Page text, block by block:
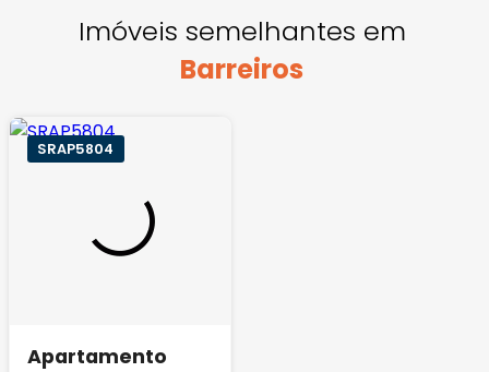
Imóveis semelhantes em
Barreiros
SRAP5804
Apartamento